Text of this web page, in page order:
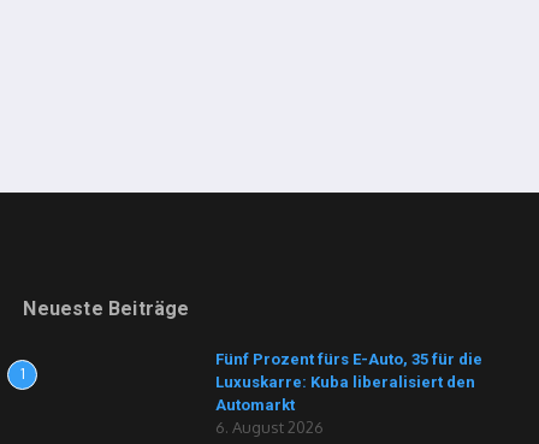
Neueste Beiträge
1
Fünf Prozent fürs E-Auto, 35 für die
Luxuskarre: Kuba liberalisiert den
Automarkt
6. August 2026